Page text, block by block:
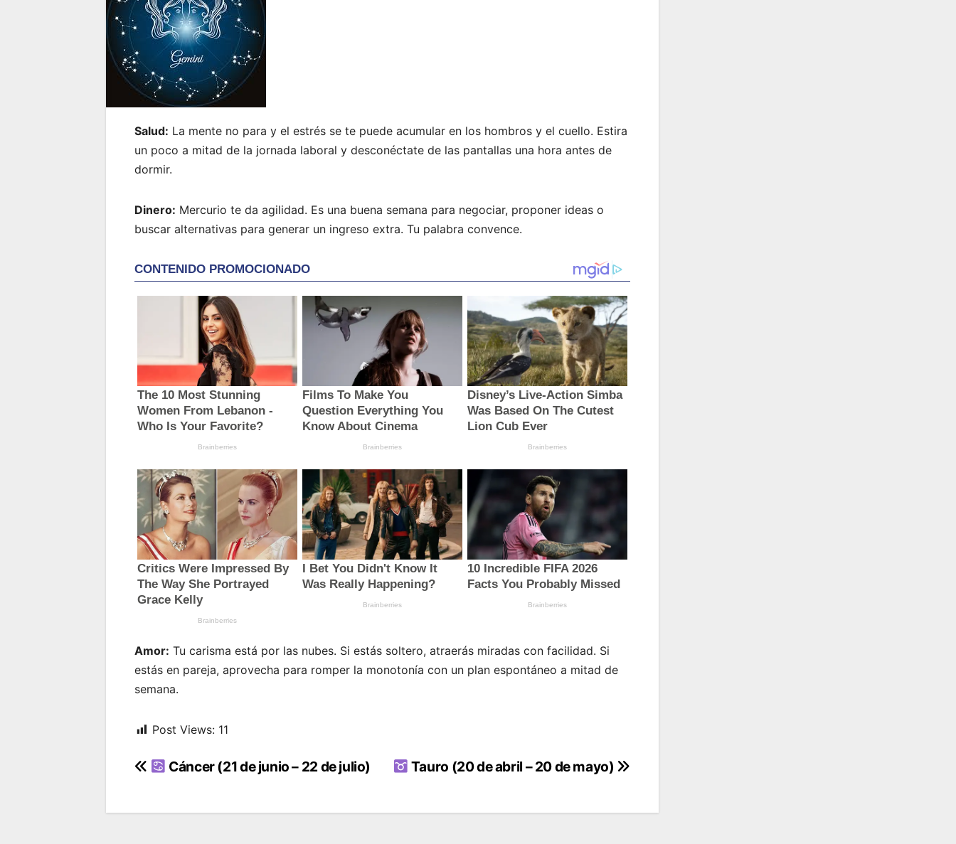
Salud: La mente no para y el estrés se te puede acumular en los hombros y el cuello. Estira
un poco a mitad de la jornada laboral y desconéctate de las pantallas una hora antes de
dormir.
Dinero: Mercurio te da agilidad. Es una buena semana para negociar, proponer ideas o
buscar alternativas para generar un ingreso extra. Tu palabra convence.
Amor: Tu carisma está por las nubes. Si estás soltero, atraerás miradas con facilidad. Si
estás en pareja, aprovecha para romper la monotonía con un plan espontáneo a mitad de
semana.
Post Views: 11
Navegación
Tauro (20 de abril – 20 de mayo)
Cáncer (21 de junio – 22 de julio)